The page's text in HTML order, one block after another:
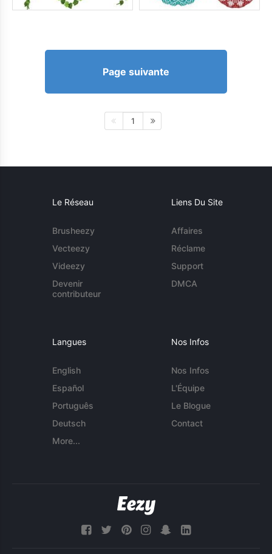
Page suivante
1
Le Réseau
Brusheezy
Vecteezy
Videezy
Devenir
contributeur
Liens Du Site
Affaires
Réclame
Support
DMCA
Langues
English
Español
Português
Deutsch
More...
Nos Infos
Nos Infos
L'Équipe
Le Blogue
Contact